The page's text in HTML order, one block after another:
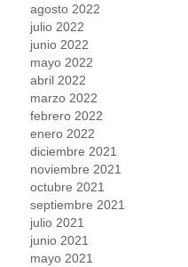
agosto 2022
julio 2022
junio 2022
mayo 2022
abril 2022
marzo 2022
febrero 2022
enero 2022
diciembre 2021
noviembre 2021
octubre 2021
septiembre 2021
julio 2021
junio 2021
mayo 2021